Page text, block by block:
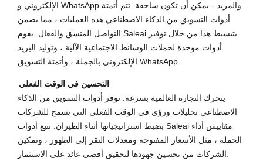
الإلكتروني و WhatsApp والمزيد - يمكن أن تكون ساحقة. تتم أتمتة
أدوات التسويق من الذكاء الاصطناعي هذه العمليات ، مما يضمن
التواصل المتسق والفعال. يقوم Saleai بتبسيط هذا من خلال توفير
أدوات موحدة لحملات الوسائط الاجتماعية الآلية ، وتوليد البريد
الإلكتروني بالجملة ، وأتمتة التسويق WhatsApp.
التحسين في الوقت الفعلي
يتحرك التجارة العالمية بسرعة. توفر أدوات التسويق من الذكاء
الاصطناعي تحليلات ورؤى في الوقت الفعلي التي تسمح للشركات
بضبط استراتيجياتها أثناء الطيران. تتبع أدوات Saleai مقاييس أداء
الحملة ، مثل الأسعار المفتوحة ومعدلات النقر إلى الظهور ، وتمكين
الشركات من تحسين جهودها لتحقيق أقصى عائد على الاستثمار.